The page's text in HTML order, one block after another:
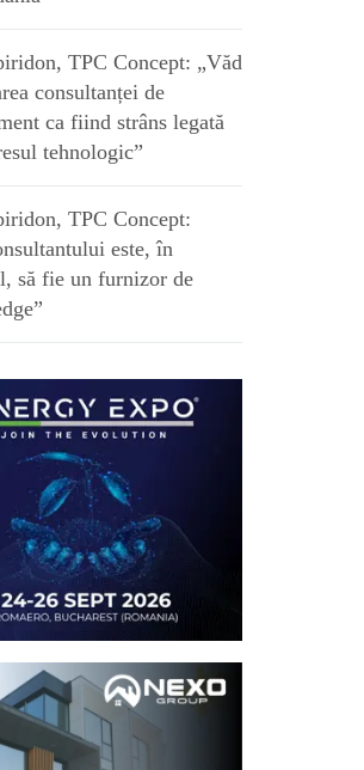
TPC Concept: „Văd
consultanței de
ca fiind strâns legată
tehnologic”
TPC Concept:
este, în
să fie un furnizor de